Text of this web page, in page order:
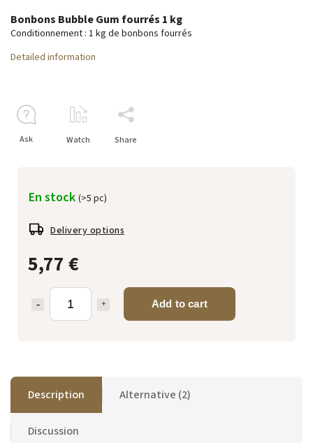
5,77 €
Add to cart
En stock (>5 pc)
Delivery options
Bonbons Bubble Gum fourrés 1 kg
Conditionnement : 1 kg de bonbons fourrés
Detailed information
Ask Watch Share
Description Alternative (2)
Discussion